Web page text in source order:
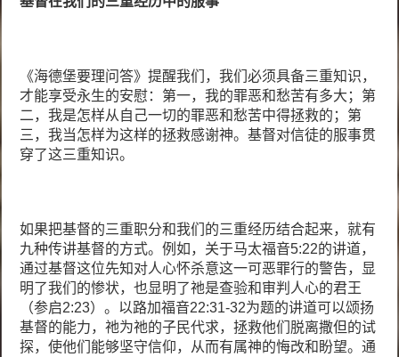
《海德堡要理问答》提醒我们，我们必须具备三重知识，
才能享受永生的安慰：第一，我的罪恶和愁苦有多大；第
二，我是怎样从自己一切的罪恶和愁苦中得拯救的；第
三，我当怎样为这样的拯救感谢神。基督对信徒的服事贯
穿了这三重知识。
如果把基督的三重职分和我们的三重经历结合起来，就有
九种传讲基督的方式。例如，关于马太福音5:22的讲道，
通过基督这位先知对人心怀杀意这一可恶罪行的警告，显
明了我们的惨状，也显明了祂是查验和审判人心的君王
（参启2:23）。以路加福音22:31-32为题的讲道可以颂扬
基督的能力，祂为祂的子民代求，拯救他们脱离撒但的试
探，使他们能够坚守信仰，从而有属神的悔改和盼望。通